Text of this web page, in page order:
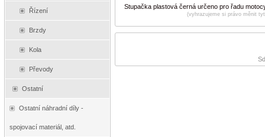
Řízení
Brzdy
Kola
Převody
Ostatní
Ostatní náhradní díly -
spojovací materiál, atd.
Stupačka plastová černá určeno pro řadu
(vyhrazujeme si právo měnit